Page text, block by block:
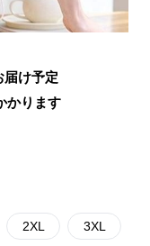
届け予定
かります
2XL 3XL